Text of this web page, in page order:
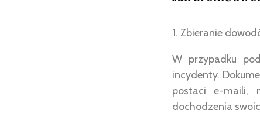
1. Zbieranie
W przypadku
incydenty.
postaci e-maili,
dochodzenia